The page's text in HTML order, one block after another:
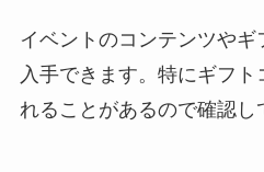
イベントのコンテンツや
入手できます。特にギフト
れることがあるので確認し